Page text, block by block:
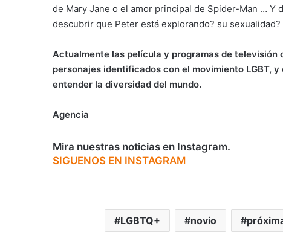
de Mary Jane o el amor principal de Spider-Man … Y
descubrir que Peter está explorando? su sexualidad?
Actualmente las película y programas de televisión
personajes identificados con el movimiento LGBT,
entender la diversidad del mundo.
Agencia
Mira nuestras noticias en Instagram.
SIGUENOS EN INSTAGRAM
LGBTQ+ novio